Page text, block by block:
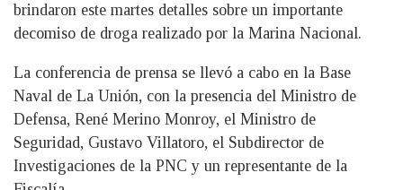
brindaron este martes detalles sobre un importante
decomiso de droga realizado por la Marina Nacional.
La conferencia de prensa se llevó a cabo en la Base
Naval de La Unión, con la presencia del Ministro de
Defensa, René Merino Monroy, el Ministro de
Seguridad, Gustavo Villatoro, el Subdirector de
Investigaciones de la PNC y un representante de la